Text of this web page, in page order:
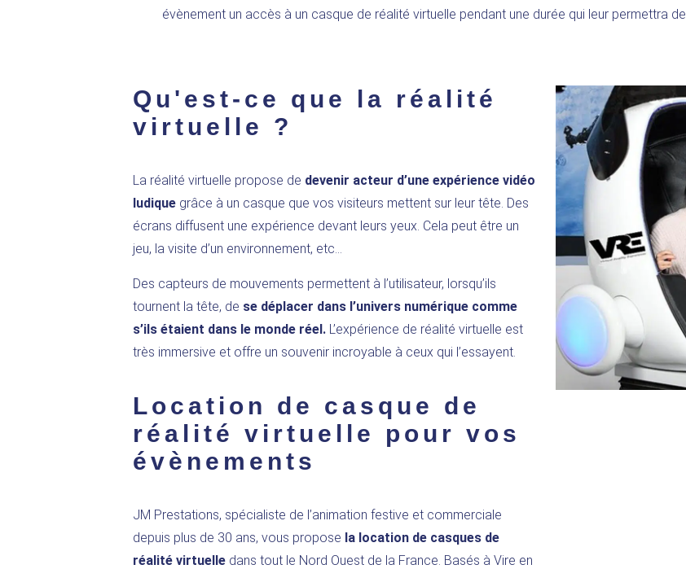
évènement un accès à un casque de réalité virtuelle pendant une durée qui leur permettra de
Qu'est-ce que la réalité
virtuelle ?
La réalité virtuelle propose de devenir acteur d’une expérience vidéo
ludiquegrâce à un casque que vos visiteurs mettent sur leur tête. Des
écrans diffusent une expérience devant leurs yeux. Cela peut être un
jeu, la visite d’un environnement, etc…
Des capteurs de mouvements permettent à l’utilisateur, lorsqu’ils
tournent la tête, de se déplacer dans l’univers numérique comme
s’ils étaient dans le monde réel.L’expérience de réalité virtuelle est
très immersive et offre un souvenir incroyable à ceux qui l’essayent.
Location de casque de
réalité virtuelle pour vos
évènements
JM Prestations, spécialiste de l’animation festive et commerciale
depuis plus de 30 ans, vous propose la location de casques de
réalité virtuelledans tout le Nord Ouest de la France. Basés à Vire en